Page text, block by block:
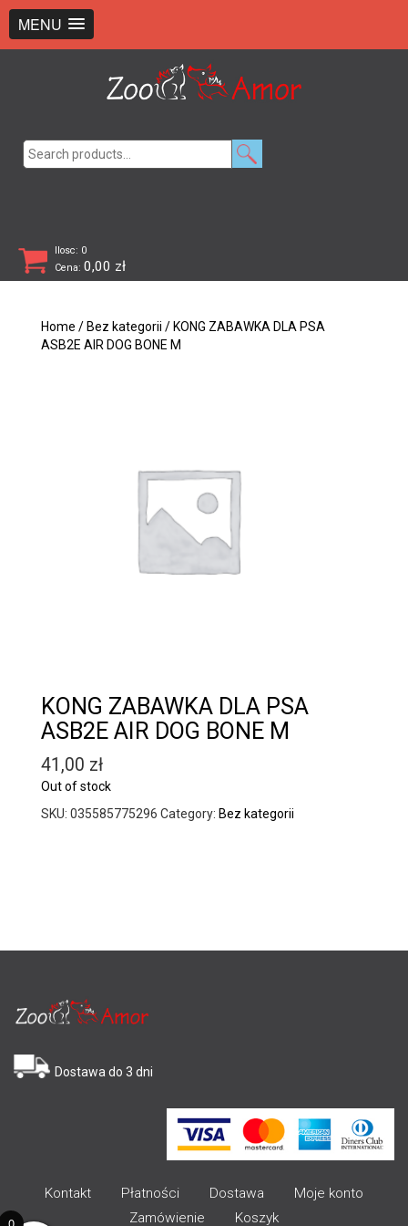
MENU
Ilosc: 0
Cena: 0,00 zł
Home / Bez kategorii / KONG ZABAWKA DLA PSA
ASB2E AIR DOG BONE M
KONG ZABAWKA DLA PSA
ASB2E AIR DOG BONE M
41,00 zł
Out of stock
SKU: 035585775296 Category: Bez kategorii
Dostawa do 3 dni
Kontakt Płatności Dostawa
Moje konto
Zamówienie
Koszyk